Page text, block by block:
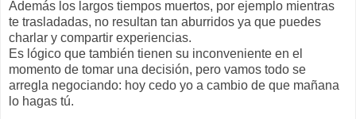
Además los largos tiempos muertos, por ejemplo mientras
te trasladadas, no resultan tan aburridos ya que puedes
charlar y compartir experiencias.
Es lógico que también tienen su inconveniente en el
momento de tomar una decisión, pero vamos todo se
arregla negociando: hoy cedo yo a cambio de que mañana
lo hagas tú.